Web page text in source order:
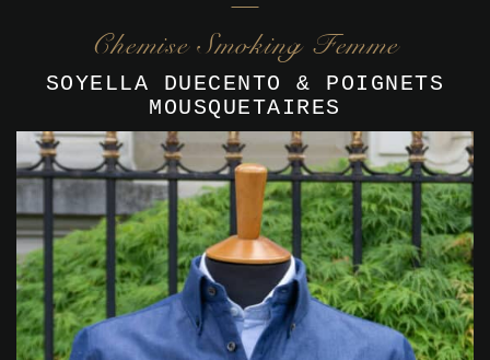
Chemise Smoking Femme
SOYELLA DUECENTO & POIGNETS
MOUSQUETAIRES